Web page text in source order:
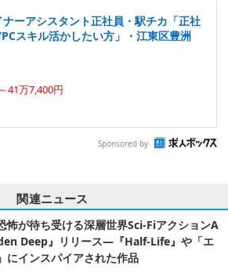
ーアシスタント正社員・駅チカ「正社
スキル活かしたい方」・江東区豊洲
41万7,400円
Sponsored by
関連ニュース
怖が待ち受ける深層世界Sci-FiアクションA
Deep』リリース―『Half-Life』や「エ
にインスパイアされた作品